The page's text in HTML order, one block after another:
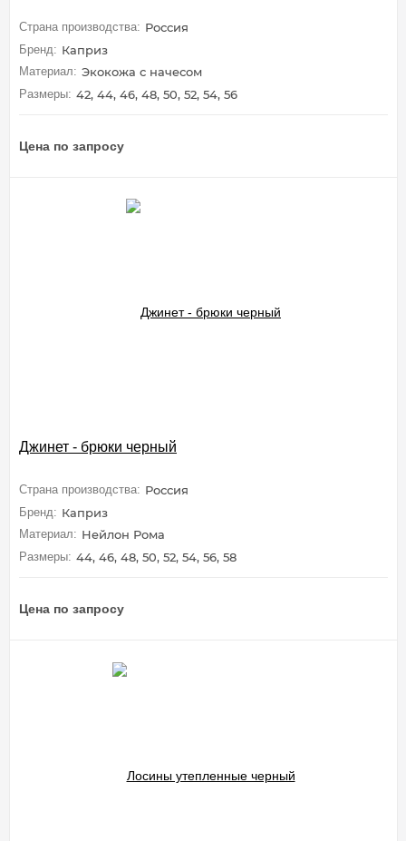
Страна производства: Россия
Бренд: Каприз
Материал: Экокожа с начесом
Размеры: 42, 44, 46, 48, 50, 52, 54, 56
Цена по запросу
Джинет - брюки черный
Страна производства: Россия
Бренд: Каприз
Материал: Нейлон Рома
Размеры: 44, 46, 48, 50, 52, 54, 56, 58
Цена по запросу